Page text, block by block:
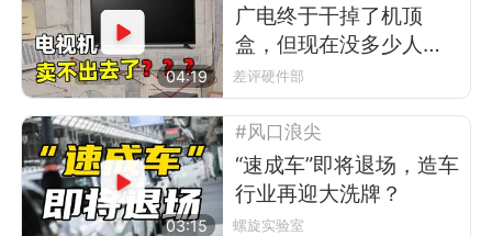
04:19
广电终于干掉了机顶
盒，但现在没多少人看
电视了
差评硬件部
03:15
#风口浪尖
“速成车”即将退场，造车
行业再迎大洗牌？
螺旋实验室